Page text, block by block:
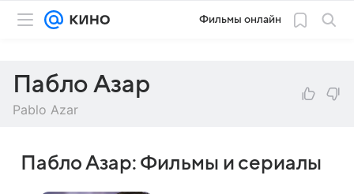
Фильмы онлайн
Пабло Азар
Pablo Azar
Пабло Азар: Фильмы и сериалы